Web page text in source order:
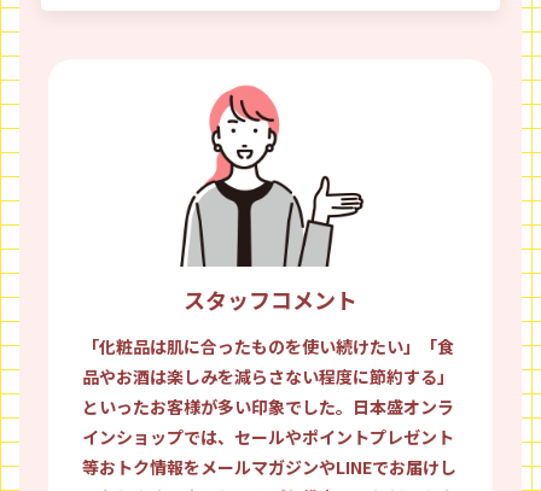
スタッフコメント
「化粧品は肌に合ったものを使い続けたい」「食
品やお酒は楽しみを減らさない程度に節約する」
といったお客様が多い印象でした。日本盛オンラ
インショップでは、セールやポイントプレゼント
等おトク情報をメールマガジンやLINEでお届けし